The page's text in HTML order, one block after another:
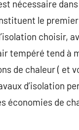
nécessaire
le
choisir,
tempéré tend à
de chaleur ( et
d’isolation
économies de